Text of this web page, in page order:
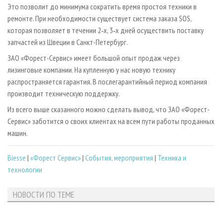
Это позволит до минимума сократить время простоя техники в
ремонте. При необходимости существует система заказа SOS,
которая позволяет в течении 2‑х, 3‑х дней осуществить поставку
запчастей из Швеции в Санкт-Петербург.
ЗАО «Форест-Сервис» имеет большой опыт продаж через
лизинговые компании. На купленную у нас новую технику
распространяется гарантия. В послегарантийный период компания
производит техническую поддержку.
Из всего выше сказанного можно сделать вывод, что ЗАО «Форест-
Сервис» заботится о своих клиентах на всем пути работы проданных
машин.
Biesse | «Форест Сервис»| События, мероприятия | Техника и
технологии
НОВОСТИ ПО ТЕМЕ